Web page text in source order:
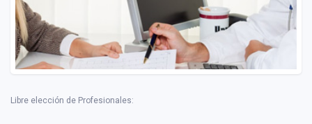
Libre elección de Profesionales: